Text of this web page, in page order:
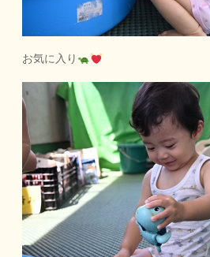
お気に入り